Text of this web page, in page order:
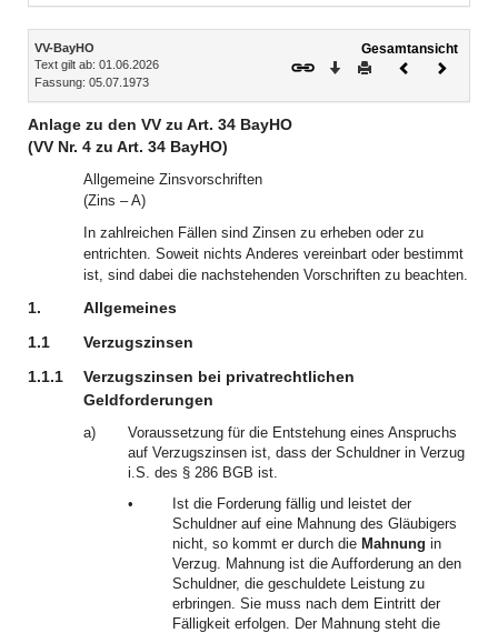
Inhalt
VV-BayHO
Text gilt ab: 01.06.2026
Fassung: 05.07.1973
Gesamtansicht
Download
DruckenVorheriges
Anlage zu den VV zu Art. 34 BayHO
(VV Nr. 4 zu Art. 34 BayHO)
Allgemeine Zinsvorschriften
(Zins – A)
In zahlreichen Fällen sind Zinsen zu erheben oder zu
entrichten. Soweit nichts Anderes vereinbart oder bestimmt
ist, sind dabei die nachstehenden Vorschriften zu beachten.
1.
Allgemeines
1.1
Verzugszinsen
1.1.1
Verzugszinsen bei privatrechtlichen
Geldforderungen
a)
Voraussetzung für die Entstehung eines Anspruchs
auf Verzugszinsen ist, dass der Schuldner in Verzug
i.S. des § 286 BGB ist.
•
Ist die Forderung fällig und leistet der
Schuldner auf eine Mahnung des Gläubigers
nicht, so kommt er durch die Mahnung in
Verzug. Mahnung ist die Aufforderung an den
Schuldner, die geschuldete Leistung zu
erbringen. Sie muss nach dem Eintritt der
Fälligkeit erfolgen. Der Mahnung steht die